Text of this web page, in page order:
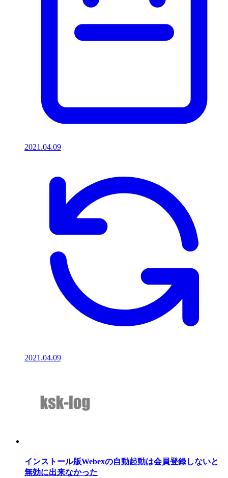
2021.04.09
2021.04.09
インストール版Webexの自動起動は会員登録しないと
無効に出来なかった